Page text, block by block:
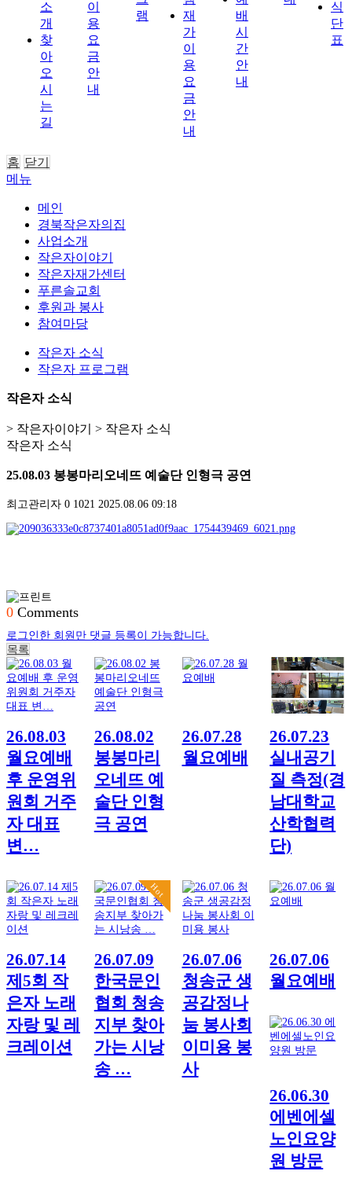
소
개
찾
아
오
시
는
길
이
용
요
금
안
내
램
재
가
이
용
요
금
안
내
배
시
간
안
내
식
단
표
홈 닫기
메뉴
메인
경북작은자의집
사업소개
작은자이야기
작은자재가센터
푸른솔교회
후원과 봉사
참여마당
작은자 소식
작은자 프로그램
작은자 소식
> 작은자이야기 > 작은자 소식
작은자 소식
25.08.03 봉봉마리오네뜨 예술단 인형극 공연
최고관리자 0 1021 2025.08.06 09:18
0 Comments
로그인한 회원만 댓글 등록이 가능합니다.
목록
26.08.03
월요예배
후 운영위
원회 거주
자 대표
변…
26.08.02
봉봉마리
오네뜨 예
술단 인형
극 공연
26.07.28
월요예배
26.07.23
실내공기
질 측정(경
남대학교
산학협력
단)
26.07.14
제5회 작
은자 노래
자랑 및 레
크레이션
Hot
26.07.09
한국문인
협회 청송
지부 찾아
가는 시낭
송 …
26.07.06
청송군 생
공감정나
눔 봉사회
이미용 봉
사
26.07.06
월요예배
26.06.30
에벤에셀
노인요양
원 방문